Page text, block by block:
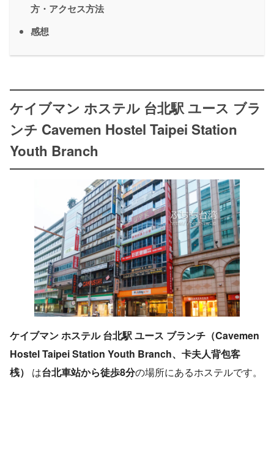
方・アクセス方法
感想
ケイブマン ホステル 台北駅 ユース ブラ
ンチ Cavemen Hostel Taipei Station
Youth Branch
ケイブマン ホステル 台北駅 ユース ブランチ（Cavemen
Hostel Taipei Station Youth Branch、卡夫人背包客
桟） は台北車站から徒歩8分の場所にあるホステルです。